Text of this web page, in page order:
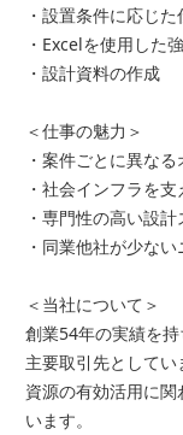
・設置条件に応じ
・Excelを使用した
・設計資料の作成
＜仕事の魅力＞
・案件ごとに異な
・社会インフラを
・専門性の高い設
・同業他社が少な
＜当社について＞
創業54年の実績を
主要取引先として
資源の有効活用に
います。